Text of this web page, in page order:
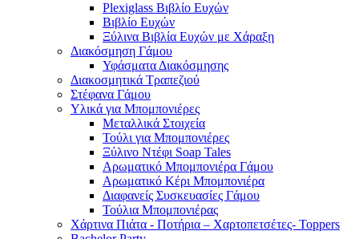
Plexiglass Βιβλίο Ευχών
Βιβλίο Ευχών
Ξύλινα Βιβλία Ευχών με Χάραξη
Διακόσμηση Γάμου
Υφάσματα Διακόσμησης
Διακοσμητικά Τραπεζιού
Στέφανα Γάμου
Υλικά για Μπομπονιέρες
Μεταλλικά Στοιχεία
Τούλι για Μπομπονιέρες
Ξύλινο Ντέφι Soap Tales
Αρωματικό Μπομπονιέρα Γάμου
Αρωματικό Κέρι Μπομπονιέρα
Διαφανείς Συσκευασίες Γάμου
Τούλια Μπομπονιέρας
Χάρτινα Πιάτα - Ποτήρια – Χαρτοπετσέτες- Toppers